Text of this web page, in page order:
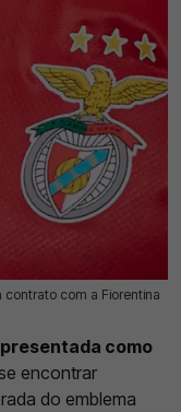
contrato com a Fiorentina
como
encontrar
do emblema